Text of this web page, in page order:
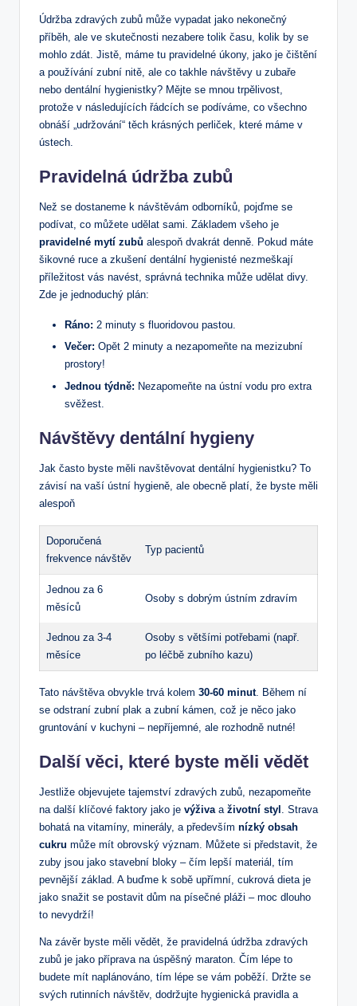
Údržba zdravých zubů může vypadat jako nekonečný
příběh, ale ve skutečnosti nezabere tolik času, kolik by se
mohlo zdát. Jistě, máme tu pravidelné úkony, jako je čištění
a používání zubní nitě, ale co takhle návštěvy u zubaře
nebo dentální hygienistky? Mějte se mnou trpělivost,
protože v následujících řádcích se podíváme, co všechno
obnáší „udržování“ těch krásných perliček, které máme v
ústech.
Pravidelná údržba zubů
Než se dostaneme k návštěvám odborníků, pojďme se
podívat, co můžete udělat sami. Základem všeho je
pravidelné mytí zubů alespoň dvakrát denně. Pokud máte
šikovné ruce a zkušení dentální hygienisté nezmeškají
příležitost vás navést, správná technika může udělat divy.
Zde je jednoduchý plán:
Ráno: 2 minuty s fluoridovou pastou.
Večer: Opět 2 minuty a nezapomeňte na mezizubní
prostory!
Jednou týdně: Nezapomeňte na ústní vodu pro extra
svěžest.
Návštěvy dentální hygieny
Jak často byste měli navštěvovat dentální hygienistku? To
závisí na vaší ústní hygieně, ale obecně platí, že byste měli
alespoň
Doporučená
frekvence návštěv
Typ pacientů
Jednou za 6
měsíců
Osoby s dobrým ústním zdravím
Jednou za 3-4
měsíce
Osoby s většími potřebami (např.
po léčbě zubního kazu)
Tato návštěva obvykle trvá kolem 30-60 minut. Během ní
se odstraní zubní plak a zubní kámen, což je něco jako
gruntování v kuchyni – nepříjemné, ale rozhodně nutné!
Další věci, které byste měli vědět
Jestliže objevujete tajemství zdravých zubů, nezapomeňte
na další klíčové faktory jako je výživa a životní styl . Strava
bohatá na vitamíny, minerály, a především nízký obsah
cukru může mít obrovský význam. Můžete si představit, že
zuby jsou jako stavební bloky – čím lepší materiál, tím
pevnější základ. A buďme k sobě upřímní, cukrová dieta je
jako snažit se postavit dům na písečné pláži – moc dlouho
to nevydrží!
Na závěr byste měli vědět, že pravidelná údržba zdravých
zubů je jako příprava na úspěšný maraton. Čím lépe to
budete mít naplánováno, tím lépe se vám poběží. Držte se
svých rutinních návštěv, dodržujte hygienická pravidla a